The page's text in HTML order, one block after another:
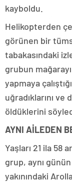
kayboldu.
Helikopterden
görünen bir
tabakasındaki
grubun
yapmaya
uğradıklarını
öldüklerini
AYNI AİLEDEN
Yaşları 21 ila 58
grup, aynı
yakınındaki